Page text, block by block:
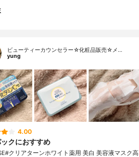
ビューティーカウンセラー☆化粧品販売☆メ…
yung
4.00
クにおすすめ
クリアターンホワイト薬用 美白 美容液マスク高